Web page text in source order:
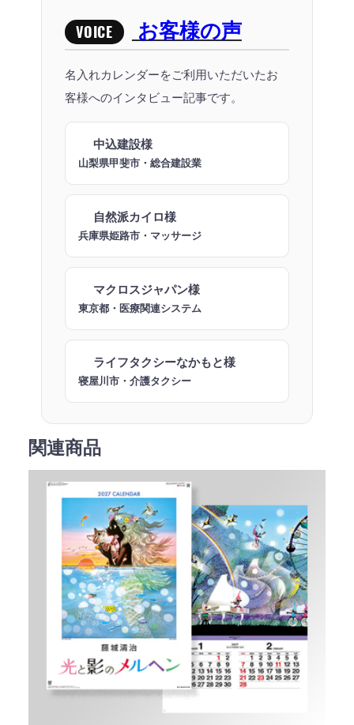
VOICE お客様の声
名入れカレンダーをご利用いただいたお
客様へのインタビュー記事です。
中込建設様
山梨県甲斐市・総合建設業
自然派カイロ様
兵庫県姫路市・マッサージ
マクロスジャパン様
東京都・医療関連システム
ライフタクシーなかもと様
寝屋川市・介護タクシー
関連商品